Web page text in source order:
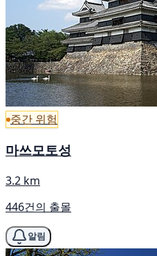
중간 위험
마쓰모토성
3.2 km
446건의 출몰
알림